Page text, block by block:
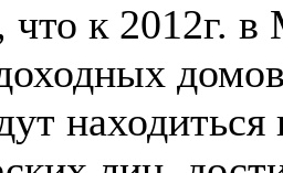
к 2012г. в